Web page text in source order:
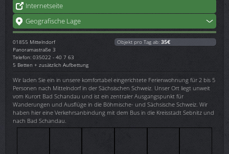
Internetseite
Geografische Lage
01855 Mittelndorf
Panoramastraße 3
Telefon: 035022 - 40 7 63
5 Betten + zusätzlich Aufbettung
Objekt pro Tag ab: 35€
Wir laden Sie ein in unsere komfortabel eingerichtete Ferienwohnung für 2 bis 5
Personen nach Mittelndorf in der Sächsischen Schweiz. Unser Ort liegt unweit
vom Kurort Bad Schandau und ist ein zentraler Ausgangspunkt für
Wanderungen und Ausflüge in die Böhmische- und Sächsische Schweiz. Wir
haben hier eine Verkehrsanbindung mit dem Bus in die Kreisstadt Sebnitz und
nach Bad Schandau.